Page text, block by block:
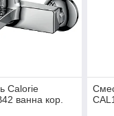
Calorie
ванна кор.